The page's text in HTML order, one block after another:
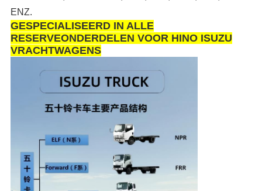
ENZ.
GESPECIALISEERD IN ALLE
RESERVEONDERDELEN VOOR HINO ISUZU
VRACHTWAGENS